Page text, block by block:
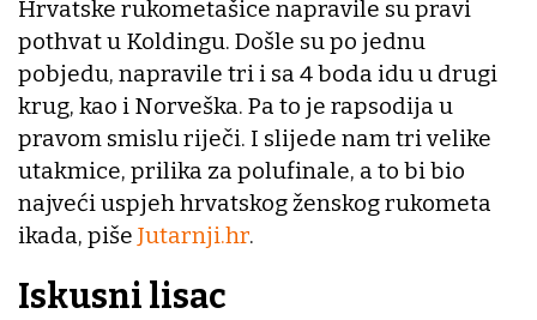
Hrvatske rukometašice napravile su pravi
pothvat u Koldingu. Došle su po jednu
pobjedu, napravile tri i sa 4 boda idu u drugi
krug, kao i Norveška. Pa to je rapsodija u
pravom smislu riječi. I slijede nam tri velike
utakmice, prilika za polufinale, a to bi bio
najveći uspjeh hrvatskog ženskog rukometa
ikada, piše Jutarnji.hr.
Iskusni lisac